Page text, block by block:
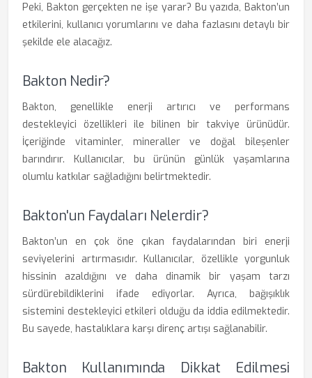
Peki, Bakton gerçekten ne işe yarar? Bu yazıda, Bakton’un
etkilerini, kullanıcı yorumlarını ve daha fazlasını detaylı bir
şekilde ele alacağız.
Bakton Nedir?
Bakton, genellikle enerji artırıcı ve performans
destekleyici özellikleri ile bilinen bir takviye ürünüdür.
İçeriğinde vitaminler, mineraller ve doğal bileşenler
barındırır. Kullanıcılar, bu ürünün günlük yaşamlarına
olumlu katkılar sağladığını belirtmektedir.
Bakton'un Faydaları Nelerdir?
Bakton’un en çok öne çıkan faydalarından biri enerji
seviyelerini artırmasıdır. Kullanıcılar, özellikle yorgunluk
hissinin azaldığını ve daha dinamik bir yaşam tarzı
sürdürebildiklerini ifade ediyorlar. Ayrıca, bağışıklık
sistemini destekleyici etkileri olduğu da iddia edilmektedir.
Bu sayede, hastalıklara karşı direnç artışı sağlanabilir.
Bakton Kullanımında Dikkat Edilmesi